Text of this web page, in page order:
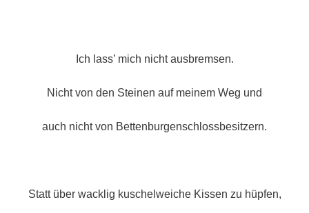
Ich lass’ mich nicht ausbremsen.
Nicht von den Steinen auf meinem Weg und
auch nicht von Bettenburgenschlossbesitzern.
Statt über wacklig kuschelweiche Kissen zu hüpfen,